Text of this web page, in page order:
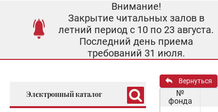
Внимание!
Закрытие читальных залов в
летний период с 10 по 23 августа.
Последний день приема
требований 31 июля.
Электронный каталог
Вернуться
№
фонда